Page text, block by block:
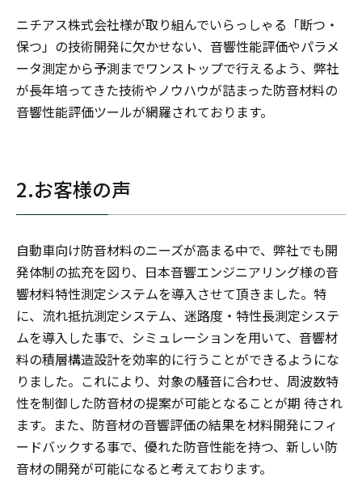
ニチアス株式会社様が取り組んでいらっしゃる「断つ・
保つ」の技術開発に欠かせない、音響性能評価やパラメ
ータ測定から予測までワンストップで行えるよう、弊社
が長年培ってきた技術やノウハウが詰まった防音材料の
音響性能評価ツールが網羅されております。
2.お客様の声
自動車向け防音材料のニーズが高まる中で、弊社でも開
発体制の拡充を図り、日本音響エンジニアリング様の音
響材料特性測定システムを導入させて頂きました。特
に、流れ抵抗測定システム、迷路度・特性長測定システ
ムを導入した事で、シミュレーションを用いて、音響材
料の積層構造設計を効率的に行うことができるようにな
りました。これにより、対象の騒音に合わせ、周波数特
性を制御した防音材の提案が可能となることが期 待され
ます。また、防音材の音響評価の結果を材料開発にフィ
ードバックする事で、優れた防音性能を持つ、新しい防
音材の開発が可能になると考えております。